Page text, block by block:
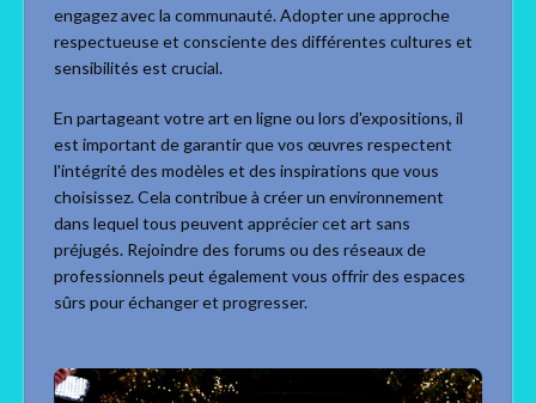
engagez avec la communauté. Adopter une approche
respectueuse et consciente des différentes cultures et
sensibilités est crucial.
En partageant votre art en ligne ou lors d'expositions, il
est important de garantir que vos œuvres respectent
l'intégrité des modèles et des inspirations que vous
choisissez. Cela contribue à créer un environnement
dans lequel tous peuvent apprécier cet art sans
préjugés. Rejoindre des forums ou des réseaux de
professionnels peut également vous offrir des espaces
sûrs pour échanger et progresser.